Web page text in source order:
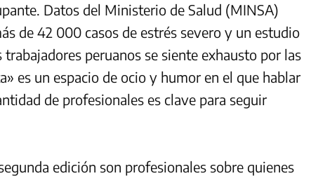
Datos del Ministerio de Salud (MINSA)
de 42 000 casos de estrés severo y un estudio
peruanos se siente exhausto por las
es un espacio de ocio y humor en el que hablar
de profesionales es clave para seguir
edición son profesionales sobre quienes